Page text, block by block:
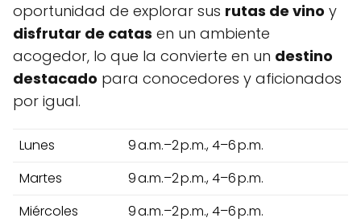
oportunidad de explorar sus rutas de vino y
disfrutar de catas en un ambiente
acogedor, lo que la convierte en un destino
destacado para conocedores y aficionados
por igual.
Lunes
9 a.m.–2 p.m., 4–6 p.m.
Martes
9 a.m.–2 p.m., 4–6 p.m.
Miércoles
9 a.m.–2 p.m., 4–6 p.m.